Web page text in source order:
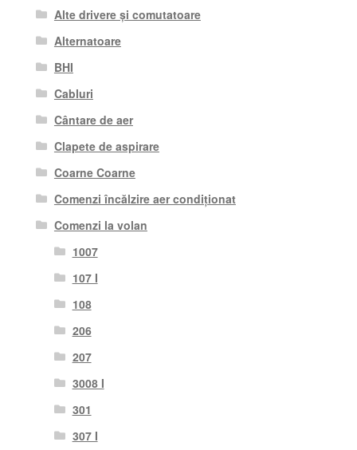
Alte drivere și comutatoare
Alternatoare
BHI
Cabluri
Cântare de aer
Clapete de aspirare
Coarne Coarne
Comenzi încălzire aer condiționat
Comenzi la volan
1007
107 I
108
206
207
3008 I
301
307 I